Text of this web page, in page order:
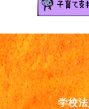
学校